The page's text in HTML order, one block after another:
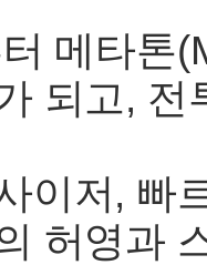
메타톤
되고,
이저, 빠
허영과